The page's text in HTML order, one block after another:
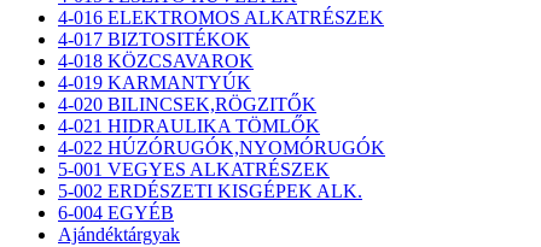
4-016 ELEKTROMOS ALKATRÉSZEK
4-017 BIZTOSITÉKOK
4-018 KÖZCSAVAROK
4-019 KARMANTYÚK
4-020 BILINCSEK,RÖGZITŐK
4-021 HIDRAULIKA TÖMLŐK
4-022 HÚZÓRUGÓK,NYOMÓRUGÓK
5-001 VEGYES ALKATRÉSZEK
5-002 ERDÉSZETI KISGÉPEK ALK.
6-004 EGYÉB
Ajándéktárgyak